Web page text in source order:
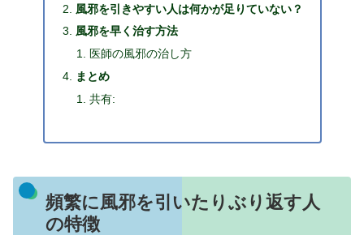
風邪を引きやすい人は何かが足りていない？
風邪を早く治す方法
医師の風邪の治し方
まとめ
共有:
頻繁に風邪を引いたりぶり返す人
の特徴